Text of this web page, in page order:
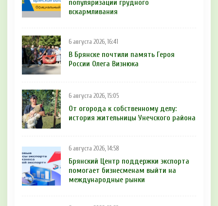
популяризации грудного
вскармливания
6 августа 2026, 16:41
В Брянске почтили память Героя
России Олега Визнюка
6 августа 2026, 15:05
От огорода к собственному делу:
история жительницы Унечского района
6 августа 2026, 14:58
Брянский Центр поддержки экспорта
помогает бизнесменам выйти на
международные рынки